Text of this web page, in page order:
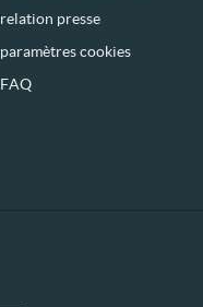
relation presse
paramètres cookies
FAQ